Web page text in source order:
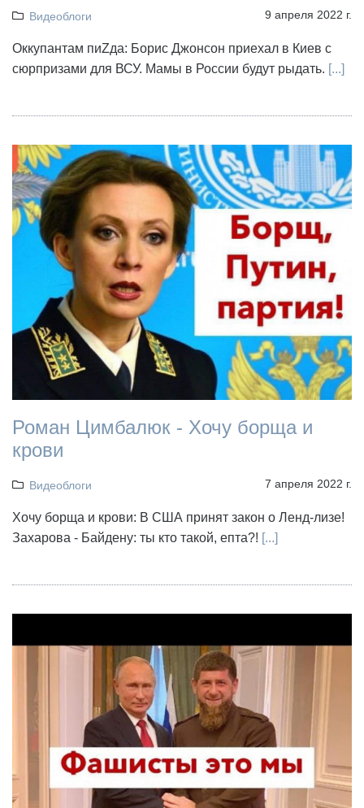
Видеоблоги 9 апреля 2022 г.
Оккупантам пиZда: Борис Джонсон приехал в Киев с
сюрпризами для ВСУ. Мамы в России будут рыдать. [...]
Роман Цимбалюк - Хочу борща и
крови
Видеоблоги 7 апреля 2022 г.
Хочу борща и крови: В США принят закон о Ленд-лизе!
Захарова - Байдену: ты кто такой, епта?! [...]